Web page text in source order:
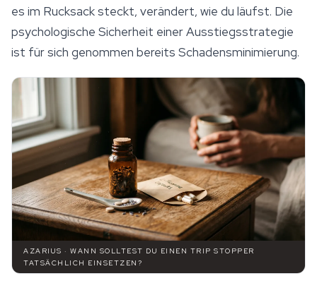
es im Rucksack steckt, verändert, wie du läufst. Die
psychologische Sicherheit einer Ausstiegsstrategie
ist für sich genommen bereits Schadensminimierung.
AZARIUS · WANN SOLLTEST DU EINEN TRIP STOPPER
TATSÄCHLICH EINSETZEN?